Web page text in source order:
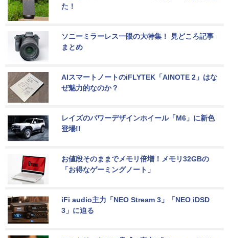
た！
ソニーミラーレス一眼の大特集！ 見どころ記事
まとめ
AIスマートノートのiFLYTEK「AINOTE 2」はな
ぜ魅力的なのか？
レイズのパワーデザインホイール「M6」に新色
登場!!
お値段そのままでメモリ倍増！メモリ32GBの
「お得なゲーミングノート」
iFi audio主力「NEO Stream 3」「NEO iDSD
3」に迫る